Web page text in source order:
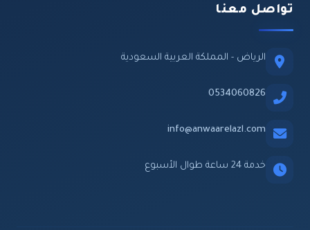
تواصل معنا
الرياض - المملكة العربية السعودية
0534060826
info@anwaarelazl.com
خدمة 24 ساعة طوال الأسبوع